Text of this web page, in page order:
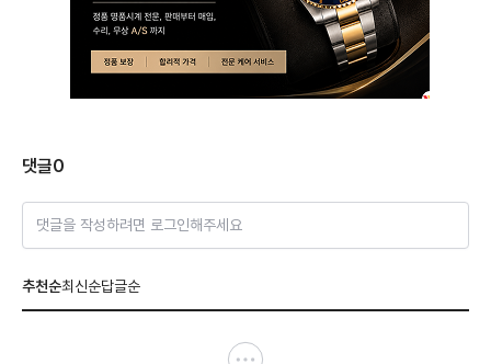
댓글0
댓글을 작성하려면 로그인해주세요
추천순최신순답글순